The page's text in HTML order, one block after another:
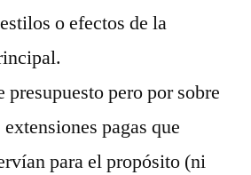
o efectos de la
presupuesto pero por sobre
pagas que
para el propósito (ni